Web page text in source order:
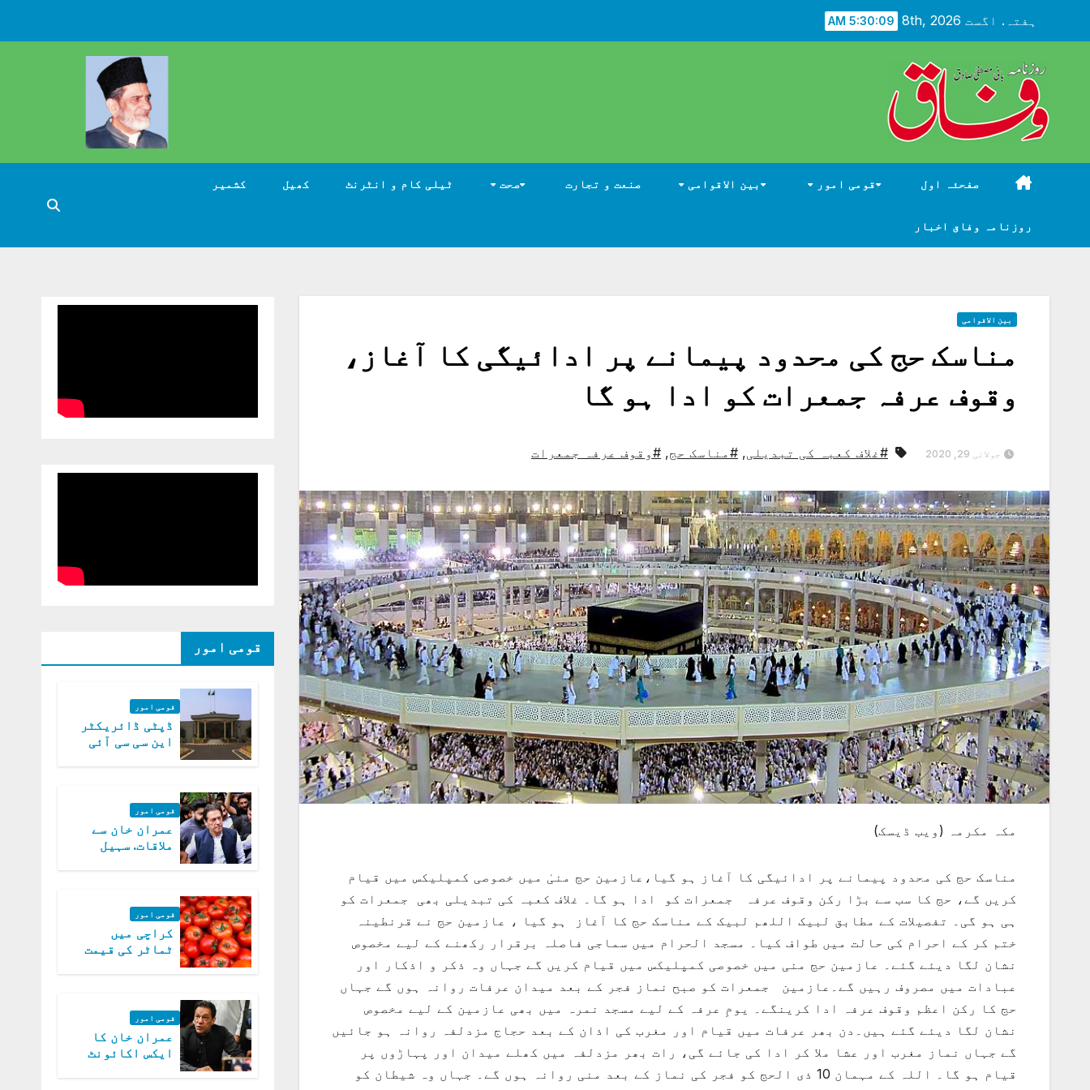
ہفتہ. اگست 8th, 2026 5:30:10 AM
صفحئہ اول قومی امور بین الاقوامی صنعت و تجارت صحت ٹیلی کام و انٹرنٹ کھیل کشمیر
روزنامہ وفاق اخبار
بین الاقوامی
مناسک حج کی محدود پیمانے پر ادائیگی کا آغاز،
وقوف عرفہ جمعرات کو ادا ہو گا
جولائی 29, 2020 #غلاف کعبہ کی تبدیلی, #مناسک حج, #وقوف عرفہ جمعرات
مکہ مکرمہ (ویب ڈیسک)
مناسک حج کی محدود پیمانے پر ادائیگی کا آغاز ہو گیا،عازمین حج منیٰ میں خصوصی کمپلیکس میں قیام
کریں گے، حج کا سب سے بڑا رکن وقوف عرفہ جمعرات کو ادا ہو گا۔ غلاف کعبہ کی تبدیلی بھی جمعرات کو
ہی ہو گی۔ تفصیلات کے مطابق لبیک اللھم لبیک کے مناسک حج کا آغاز ہو گیا ، عازمین حج نے قرنطینہ
ختم کر کے احرام کی حالت میں طواف کیا۔ مسجد الحرام میں سماجی فاصلہ برقرار رکھنے کے لیے مخصوص
نشان لگا دیئے گئے۔ عازمین حج منی میں خصوصی کمپلیکس میں قیام کریں گے جہاں وہ ذکر و اذکار اور
عبادات میں مصروف رہیں گے۔عازمین جمعرات کو صبح نماز فجر کے بعد میدان عرفات روانہ ہوں گے جہاں
حج کا رکن اعظم وقوف عرفہ ادا کرینگے۔ یومِ عرفہ کے لیے مسجد نمرہ میں بھی عازمین کے لیے مخصوص
نشان لگا دیئے گئے ہیں۔دن بھر عرفات میں قیام اور مغرب کی اذان کے بعد حجاج مزدلفہ روانہ ہو جائیں
گے جہاں نماز مغرب اور عشا ملا کر ادا کی جائے گی، رات بھر مزدلفہ میں کھلے میدان اور پہاڑوں پر
قیام ہو گا۔ اللہ کے مہمان 10 ذی الحج کو فجر کی نماز کے بعد منی روانہ ہوں گے۔ جہاں وہ شیطان کو
قومی امور
قومی امور
ڈپٹی ڈائریکٹر
این سی سی آئی
قومی امور
عمران خان سے
ملاقات. سہیل
قومی امور
کراچی میں
ٹماٹر کی قیمت
قومی امور
عمران خان کا
ایکس اکائونٹ